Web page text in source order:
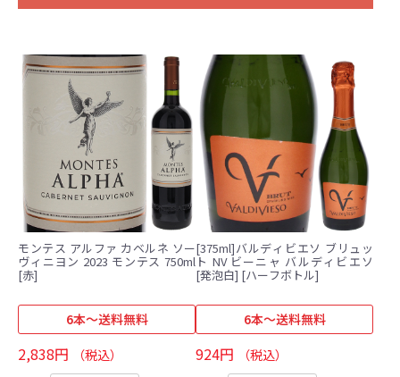
モンテス アルファ カベルネ ソー
ヴィニヨン 2023 モンテス 750ml
[赤]
6本～送料無料
2,838円 （税込）
[375ml]バルディビエソ ブリュッ
ト NV ビーニャ バルディビエソ
[発泡白] [ハーフボトル]
6本～送料無料
924円 （税込）